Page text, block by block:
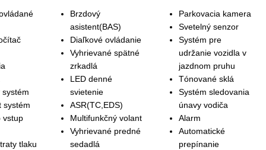
systém
systém
vstup
tlaku
Brzdový
asistent(BAS)
Diaľkové ovládanie
Vyhrievané spätné
zrkadlá
LED denné
svietenie
ASR(TC,EDS)
Multifunkčný volant
Vyhrievané predné
sedadlá
Parkovacia kamera
Svetelný senzor
Systém pre
udržanie vozidla v
jazdnom pruhu
Tónované sklá
Systém sledovania
únavy vodiča
Alarm
Automatické
prepínanie